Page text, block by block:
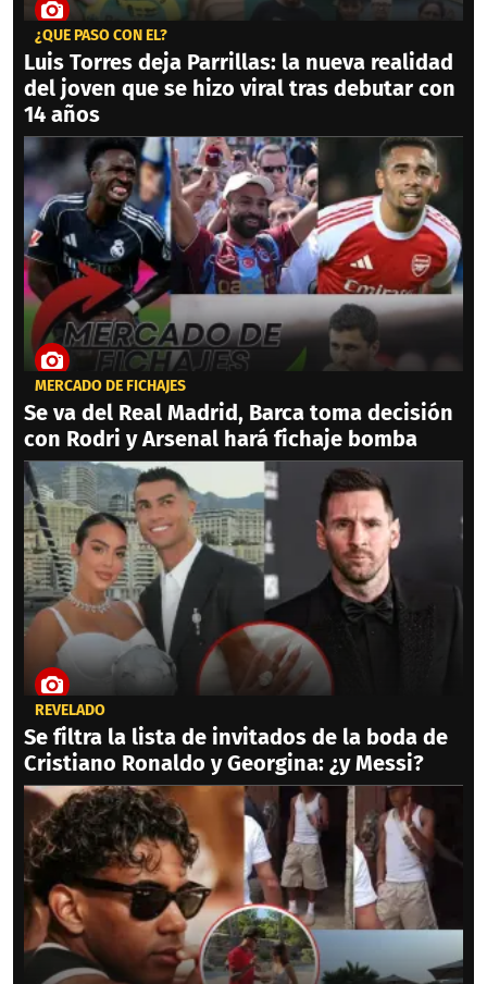
¿QUÉ PASÓ CON ÉL?
Luis Torres deja Parrillas: la nueva realidad
del joven que se hizo viral tras debutar con
14 años
MERCADO DE FICHAJES
Se va del Real Madrid, Barca toma decisión
con Rodri y Arsenal hará fichaje bomba
REVELADO
Se filtra la lista de invitados de la boda de
Cristiano Ronaldo y Georgina: ¿y Messi?